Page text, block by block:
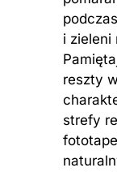
i zieleni
reszty
strefy